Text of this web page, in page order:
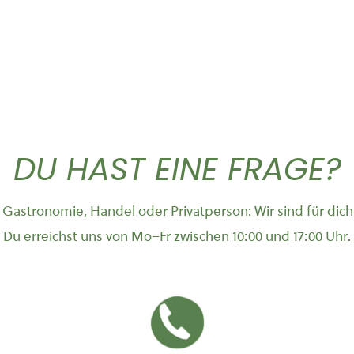
DU HAST EINE FRAGE?
Handel oder Privatperson: Wir sind für
Du erreichst uns von Mo–Fr zwischen 10:00 und 17:00 Uhr.